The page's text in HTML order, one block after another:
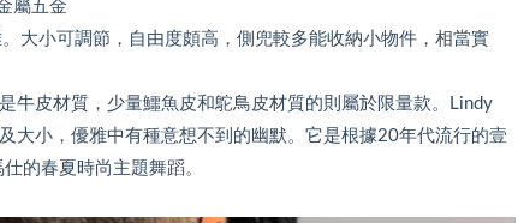
屬五金
大小可調節，自由度頗高，側兜較多能收納小物件，相當實
牛皮材質，少量鱷魚皮和鴕鳥皮材質的則屬於限量款。Lindy
大小，優雅中有種意想不到的幽默。它是根據20年代流行的壹
的春夏時尚主題舞蹈。